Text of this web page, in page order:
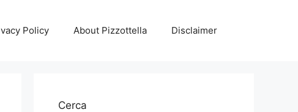
Policy About Pizzottella Disclaimer
Cerca